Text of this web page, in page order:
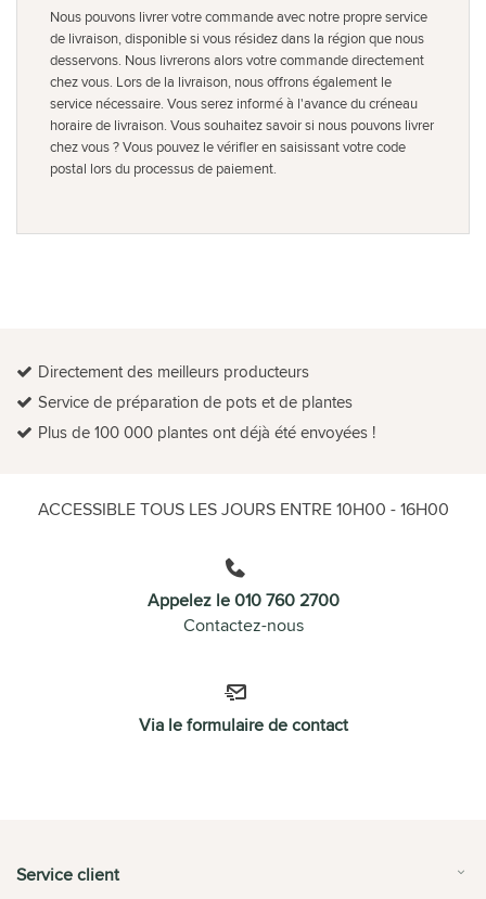
Nous pouvons livrer votre commande avec notre propre service
de livraison, disponible si vous résidez dans la région que nous
desservons. Nous livrerons alors votre commande directement
chez vous. Lors de la livraison, nous offrons également le
service nécessaire. Vous serez informé à l'avance du créneau
horaire de livraison. Vous souhaitez savoir si nous pouvons livrer
chez vous ? Vous pouvez le vérifier en saisissant votre code
postal lors du processus de paiement.
Directement des meilleurs producteurs
Service de préparation de pots et de plantes
Plus de 100 000 plantes ont déjà été envoyées !
ACCESSIBLE TOUS LES JOURS ENTRE 10H00 - 16H00
Appelez le 010 760 2700
Contactez-nous
Via le formulaire de contact
Service client